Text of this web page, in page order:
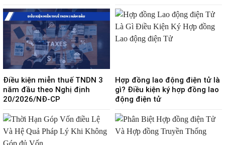
Điều kiện miễn thuế TNDN 3
năm đầu theo Nghị định
20/2026/NĐ-CP
Hợp đồng lao động điện tử là
gì? Điều kiện ký hợp đồng lao
động điện tử